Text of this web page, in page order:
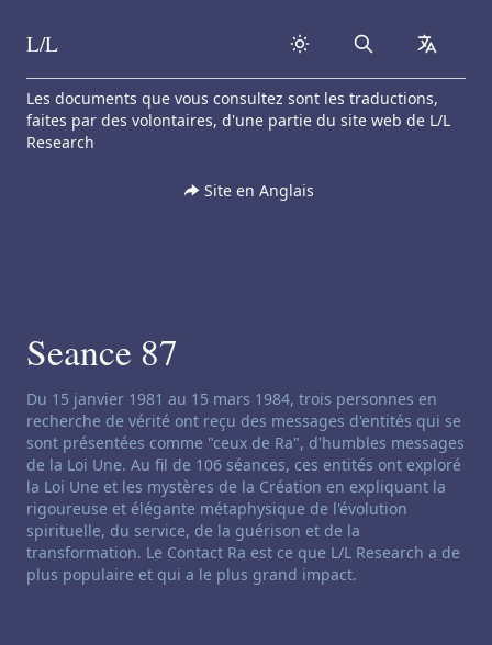
Skip to content
L/L Search
Les documents que vous consultez sont les traductions,
faites par des volontaires, d'une partie du site web de L/L
Research
Site en Anglais
Seance 87
Clause de non-responsabilité concernant le channeling:
Du 15 janvier 1981 au 15 mars 1984, trois personnes en
recherche de vérité ont reçu des messages d'entités qui se
sont présentées comme "ceux de Ra", d'humbles messages
de la Loi Une. Au fil de 106 séances, ces entités ont exploré
la Loi Une et les mystères de la Création en expliquant la
rigoureuse et élégante métaphysique de l'évolution
spirituelle, du service, de la guérison et de la
transformation. Le Contact Ra est ce que L/L Research a de
plus populaire et qui a le plus grand impact.